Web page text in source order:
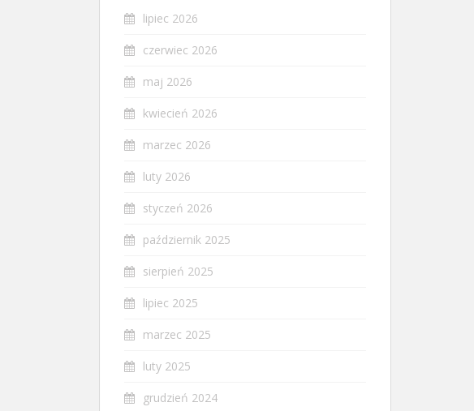
lipiec 2026
czerwiec 2026
maj 2026
kwiecień 2026
marzec 2026
luty 2026
styczeń 2026
październik 2025
sierpień 2025
lipiec 2025
marzec 2025
luty 2025
grudzień 2024